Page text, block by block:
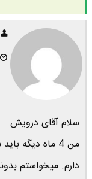
سلام آقای درویش
من 4 ماه دیگه
دارم. میخواستم